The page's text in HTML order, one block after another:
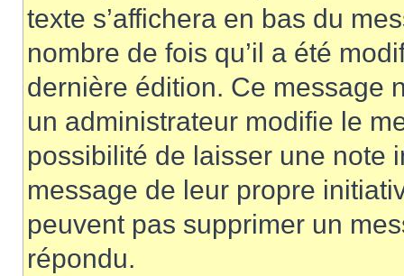
texte s’affichera en bas du
nombre de fois qu’il a été
dernière édition. Ce message
un administrateur modifie le
possibilité de laisser une note
message de leur propre
peuvent pas supprimer un
répondu.